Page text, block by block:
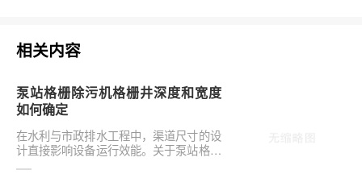
相关内容
泵站格栅除污机格栅井深度和宽度
如何确定
在水利与市政排水工程中，渠道尺寸的设
计直接影响设备运行效能。关于泵站格栅
除污机格栅井深度和宽度如何确定，是前